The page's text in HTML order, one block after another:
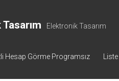
Elektronik Tasarım
Hesap Görme Programsız Liste